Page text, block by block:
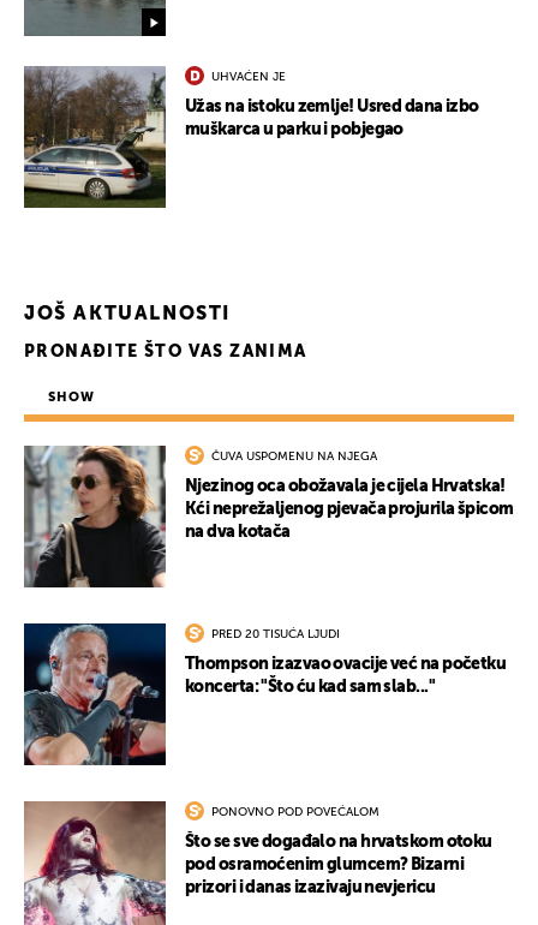
UHVAĆEN JE
Užas na istoku zemlje! Usred dana izbo
muškarca u parku i pobjegao
JOŠ AKTUALNOSTI
PRONAĐITE ŠTO VAS ZANIMA
SHOW
ČUVA USPOMENU NA NJEGA
Njezinog oca obožavala je cijela Hrvatska!
Kći neprežaljenog pjevača projurila špicom
na dva kotača
PRED 20 TISUĆA LJUDI
Thompson izazvao ovacije već na početku
koncerta: "Što ću kad sam slab..."
PONOVNO POD POVEĆALOM
Što se sve događalo na hrvatskom otoku
pod osramoćenim glumcem? Bizarni
prizori i danas izazivaju nevjericu